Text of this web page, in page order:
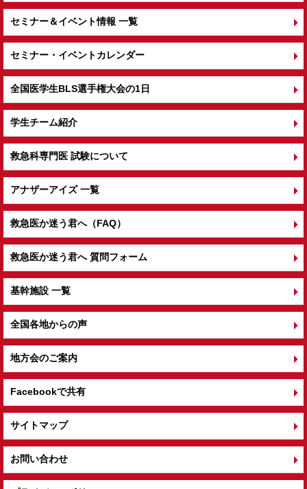
セミナー＆イベント情報 一覧
セミナー・イベントカレンダー
全国医学生BLS選手権大会の1日
学生チーム紹介
救急科専門医 試験について
アナザーアイズ 一覧
救急医か迷う君へ（FAQ）
救急医か迷う君へ 質問フォーム
基幹施設 一覧
全国各地からの声
地方会のご案内
Facebookで共有
サイトマップ
お問い合わせ